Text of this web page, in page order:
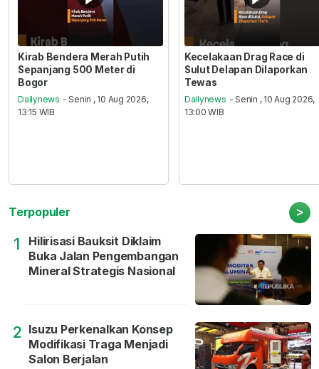
Kirab Bendera Merah Putih
Sepanjang 500 Meter di
Bogor
Dailynews - Senin , 10 Aug 2026,
13:15 WIB
Kecelakaan Drag Race di
Sulut Delapan Dilaporkan
Tewas
Dailynews - Senin , 10 Aug 2026,
13:00 WIB
Terpopuler >
1
Hilirisasi Bauksit Diklaim
Buka Jalan Pengembangan
Mineral Strategis Nasional
2 Isuzu Perkenalkan Konsep
Modifikasi Traga Menjadi
Salon Berjalan